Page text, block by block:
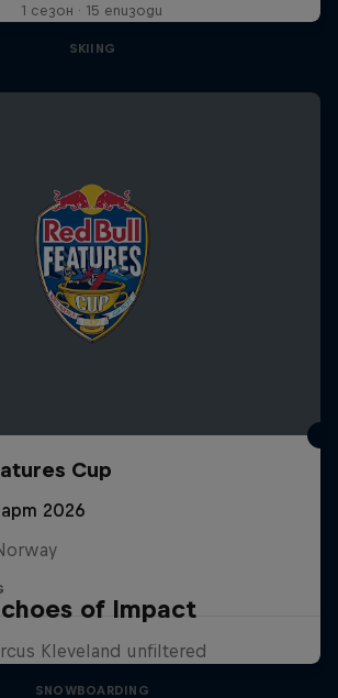
1 сезон · 15 епизоди
SKIING
Cup
2026
of Impact
Kleveland unfiltered
SNOWBOARDING